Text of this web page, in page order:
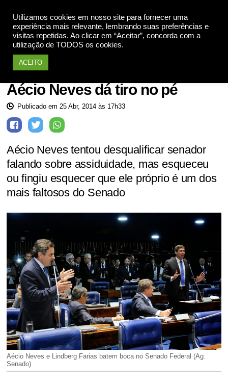
Utilizamos cookies em nosso site para fornecer uma
experiência mais relevante, lembrando suas preferências e
visitas repetidas. Ao clicar em “Aceitar”, concorda com a
utilização de TODOS os cookies.
ACEITO
Política
Aécio Neves dá tiro no pé
Publicado em 25 Abr, 2014 às 17h33
Aécio Neves tentou desqualificar senador
falando sobre assiduidade, mas esqueceu
ou fingiu esquecer que ele próprio é um dos
mais faltosos do Senado
Aécio Neves e Lindberg Farias batem boca no Senado Federal (Ag.
Senado)